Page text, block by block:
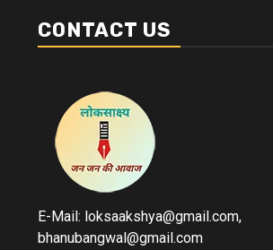
CONTACT US
E-Mail: loksaakshya@gmail.com,
bhanubangwal@gmail.com